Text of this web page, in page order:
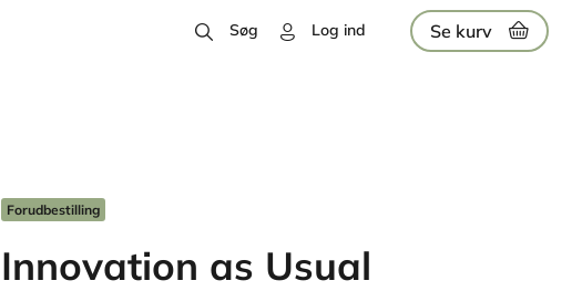
Søg Log ind Se kurv
Forudbestilling
Innovation as Usual